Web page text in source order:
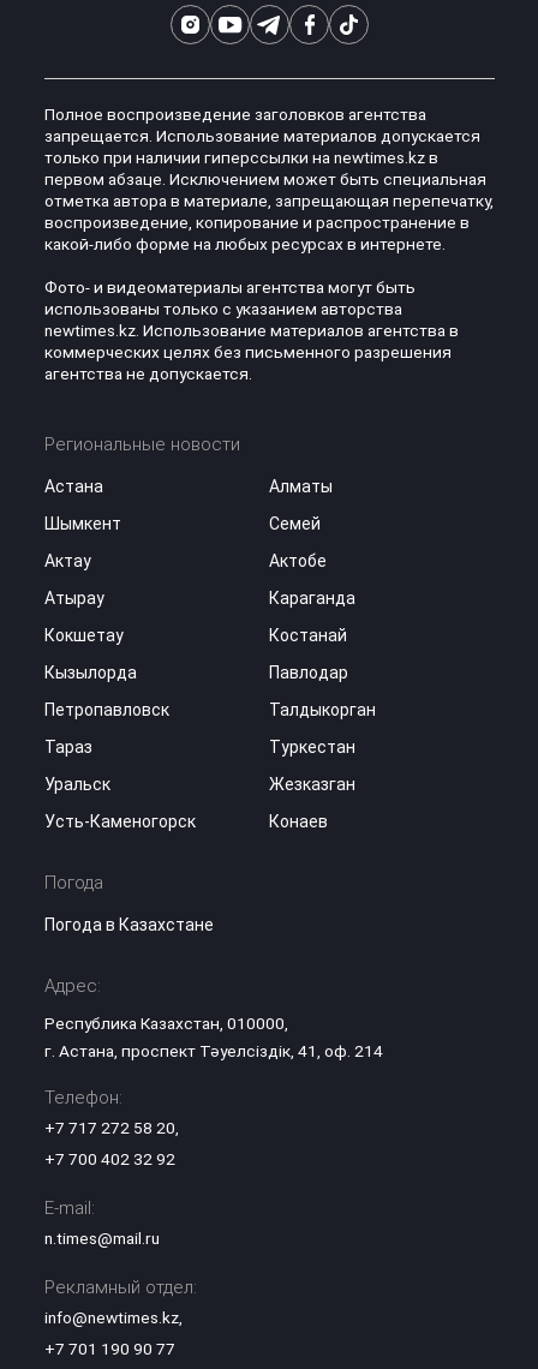
Полное воспроизведение заголовков агентства
запрещается. Использование материалов допускается
только при наличии гиперссылки на newtimes.kz в
первом абзаце. Исключением может быть специальная
отметка автора в материале, запрещающая перепечатку,
воспроизведение, копирование и распространение в
какой-либо форме на любых ресурсах в интернете.
Фото- и видеоматериалы агентства могут быть
использованы только с указанием авторства
newtimes.kz. Использование материалов агентства в
коммерческих целях без письменного разрешения
агентства не допускается.
Региональные новости
Астана
Алматы
Шымкент
Семей
Актау
Актобе
Атырау
Караганда
Кокшетау
Костанай
Кызылорда
Павлодар
Петропавловск
Талдыкорган
Тараз
Туркестан
Уральск
Жезказган
Усть-Каменогорск
Конаев
Погода
Погода в Казахстане
Адрес:
Республика Казахстан, 010000,
г. Астана, проспект Тәуелсіздік, 41, оф. 214
Телефон:
+7 717 272 58 20
+7 700 402 32 92
E-mail:
n.times@mail.ru
Рекламный отдел:
info@newtimes.kz,
+7 701 190 90 77